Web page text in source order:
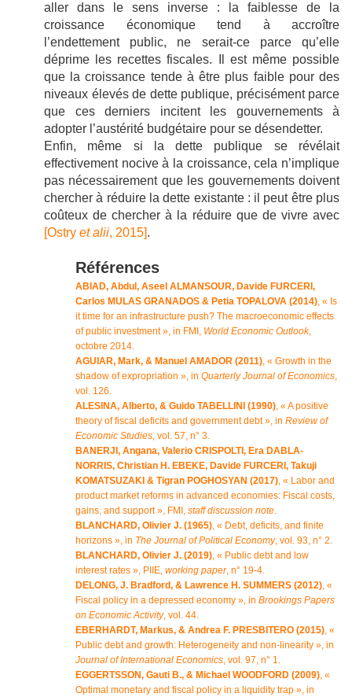
aller dans le sens inverse : la faiblesse de la
croissance économique tend à accroître
l’endettement public, ne serait-ce parce qu’elle
déprime les recettes fiscales. Il est même possible
que la croissance tende à être plus faible pour des
niveaux élevés de dette publique, précisément parce
que ces derniers incitent les gouvernements à
adopter l’austérité budgétaire pour se désendetter.
Enfin, même si la dette publique se révélait
effectivement nocive à la croissance, cela n’implique
pas nécessairement que les gouvernements doivent
chercher à réduire la dette existante : il peut être plus
coûteux de chercher à la réduire que de vivre avec
[Ostry et alii, 2015].
Références
ABIAD, Abdul, Aseel ALMANSOUR, Davide FURCERI,
Carlos MULAS GRANADOS & Petia TOPALOVA (2014), « Is
it time for an infrastructure push? The macroeconomic effects
of public investment », in FMI, World Economic Outlook,
octobre 2014.
AGUIAR, Mark, & Manuel AMADOR (2011), « Growth in the
shadow of expropriation », in Quarterly Journal of Economics,
vol. 126.
ALESINA, Alberto, & Guido TABELLINI (1990), « A positive
theory of fiscal deficits and government debt», in Review of
Economic Studies, vol. 57, n° 3.
BANERJI, Angana, Valerio CRISPOLTI, Era DABLA-
NORRIS, Christian H. EBEKE, Davide FURCERI, Takuji
KOMATSUZAKI & Tigran POGHOSYAN (2017), « Labor and
product market reforms in advanced economies: Fiscal costs,
gains, and support », FMI, staff discussion note.
BLANCHARD, Olivier J. (1965), « Debt, deficits, and finite
horizons », in The Journal of Political Economy, vol. 93, n° 2.
BLANCHARD, Olivier J. (2019), « Public debt and low
interest rates », PIIE, working paper, n° 19-4.
DELONG, J. Bradford, & Lawrence H. SUMMERS (2012), «
Fiscal policy in a depressed economy », in Brookings Papers
on Economic Activity, vol. 44.
EBERHARDT, Markus, & Andrea F. PRESBITERO (2015), «
Public debt and growth: Heterogeneity and non-linearity », in
Journal of International Economics, vol. 97, n° 1.
EGGERTSSON, Gauti B., & Michael WOODFORD (2009), «
Optimal monetary and fiscal policy in a liquidity trap », in